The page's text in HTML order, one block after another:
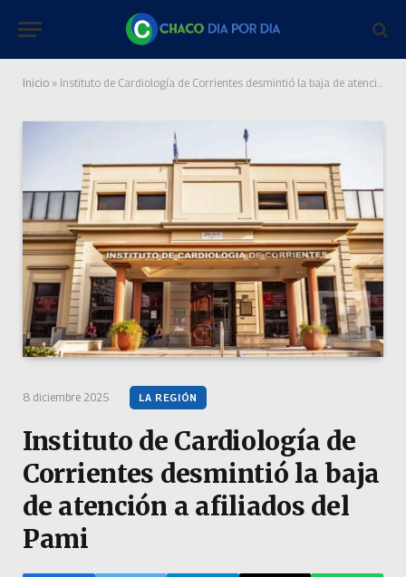
Inicio » Instituto de Cardiología de Corrientes desmintió la baja de atención a afiliados del Pami
8 diciembre 2025 LA REGIÓN
Instituto de Cardiología de
Corrientes desmintió la baja
de atención a afiliados del
Pami